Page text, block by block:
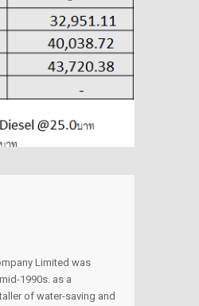
Limited was
1990s. as a
of water-saving and